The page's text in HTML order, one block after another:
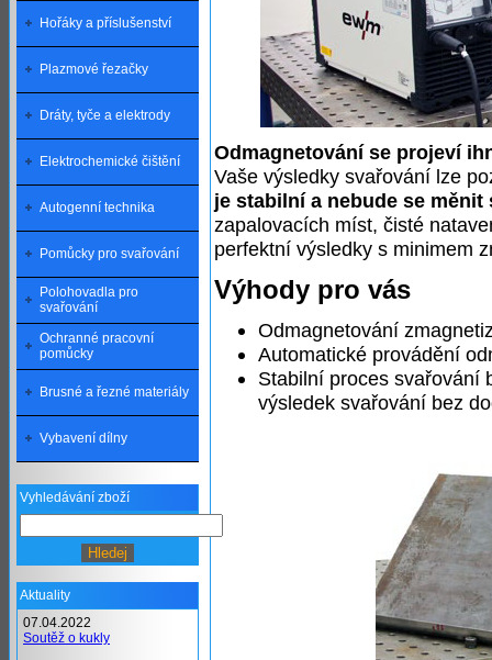
Odmagnetování se projeví
Vaše výsledky svařování lze
je stabilní a nebude se měnit
zapalovacích míst, čisté
perfektní výsledky s minimem
Výhody pro vás
Odmagnetování
Automatické provádění
Stabilní proces svařování
výsledek svařování bez
Hořáky a příslušenství
Plazmové řezačky
Dráty, tyče a elektrody
Elektrochemické čištění
Autogenní technika
Pomůcky pro svařování
Polohovadla pro
svařování
Ochranné pracovní
pomůcky
Brusné a řezné materiály
Vybavení dílny
Vyhledávání zboží
Aktuality
07.04.2022
Soutěž o kukly